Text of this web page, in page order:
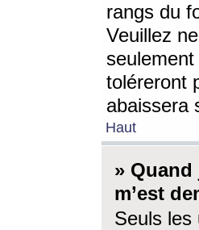
rangs du
Veuillez
toléreront
abaissera
Haut
»
m’est
Seuls les